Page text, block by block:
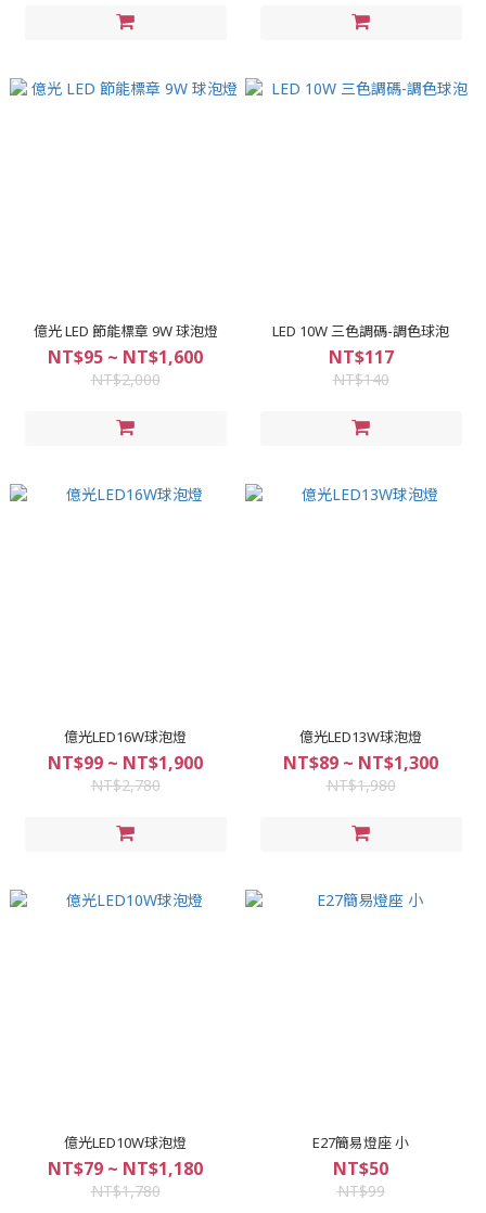
億光 LED 節能標章 9W 球泡燈
NT$95 ~ NT$1,600
NT$2,000
LED 10W 三色調碼-調色球泡
NT$117
NT$140
億光LED16W球泡燈
NT$99 ~ NT$1,900
NT$2,780
億光LED13W球泡燈
NT$89 ~ NT$1,300
NT$1,980
億光LED10W球泡燈
NT$79 ~ NT$1,180
NT$1,780
E27簡易燈座 小
NT$50
NT$99